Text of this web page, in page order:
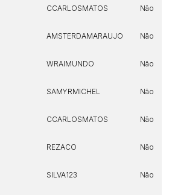
CCARLOSMATOS Não
AMSTERDAMARAUJO Não
WRAIMUNDO Não
SAMYRMICHEL Não
CCARLOSMATOS Não
REZACO Não
SILVA123 Não